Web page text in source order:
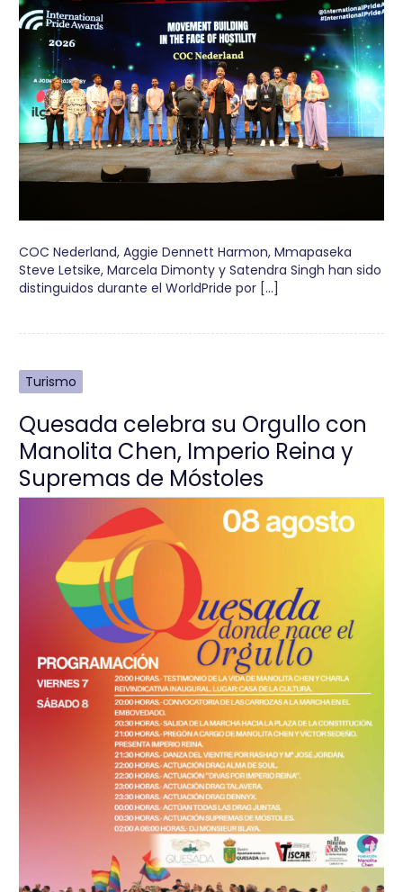
COC Nederland, Aggie Dennett Harmon, Mmapaseka
Steve Letsike, Marcela Dimonty y Satendra Singh han sido
distinguidos durante el WorldPride por […]
Turismo
Quesada celebra su Orgullo con
Manolita Chen, Imperio Reina y
Supremas de Móstoles